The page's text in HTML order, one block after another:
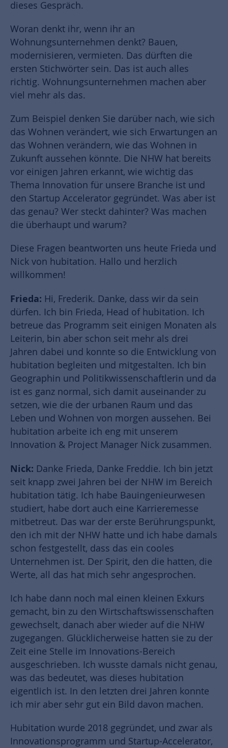
dieses Gespräch.
Woran denkt ihr, wenn ihr an
Wohnungsunternehmen denkt? Bauen,
modernisieren, vermieten. Das dürften die
ersten Stichwörter sein. Das ist auch alles
richtig. Wohnungsunternehmen machen aber
viel mehr als das.
Zum Beispiel denken Sie darüber nach, wie sich
das Wohnen verändert, wie sich Erwartungen an
das Wohnen verändern, wie das Wohnen in
Zukunft aussehen könnte. Die NHW hat bereits
vor einigen Jahren erkannt, wie wichtig das
Thema Innovation für unsere Branche ist und
den Startup Accelerator gegründet. Was aber ist
das genau? Wer steckt dahinter? Was machen
die überhaupt und warum?
Diese Fragen beantworten uns heute Frieda und
Nick von hubitation. Hallo und herzlich
willkommen!
Frieda: Hi, Frederik. Danke, dass wir da sein
dürfen. Ich bin Frieda, Head of hubitation. Ich
betreue das Programm seit einigen Monaten als
Leiterin, bin aber schon seit mehr als drei
Jahren dabei und konnte so die Entwicklung von
hubitation begleiten und mitgestalten. Ich bin
Geographin und Politikwissenschaftlerin und da
ist es ganz normal, sich damit auseinander zu
setzen, wie die der urbanen Raum und das
Leben und Wohnen von morgen aussehen. Bei
hubitation arbeite ich eng mit unserem
Innovation & Project Manager Nick zusammen.
Nick: Danke Frieda, Danke Freddie. Ich bin jetzt
seit knapp zwei Jahren bei der NHW im Bereich
hubitation tätig. Ich habe Bauingenieurwesen
studiert, habe dort auch eine Karrieremesse
mitbetreut. Das war der erste Berührungspunkt,
den ich mit der NHW hatte und ich habe damals
schon festgestellt, dass das ein cooles
Unternehmen ist. Der Spirit, den die hatten, die
Werte, all das hat mich sehr angesprochen.
Ich habe dann noch mal einen kleinen Exkurs
gemacht, bin zu den Wirtschaftswissenschaften
gewechselt, danach aber wieder auf die NHW
zugegangen. Glücklicherweise hatten sie zu der
Zeit eine Stelle im Innovations-Bereich
ausgeschrieben. Ich wusste damals nicht genau,
was das bedeutet, was dieses hubitation
eigentlich ist. In den letzten drei Jahren konnte
ich mir aber sehr gut ein Bild davon machen.
Hubitation wurde 2018 gegründet, und zwar als
Innovationsprogramm und Startup-Accelerator,